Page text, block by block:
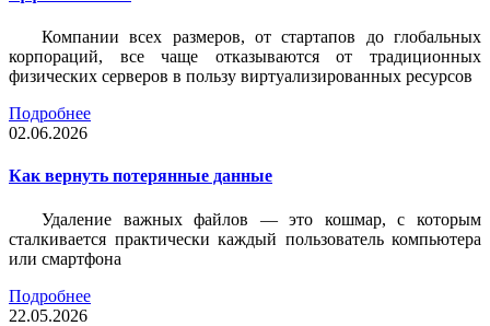
Компании всех размеров, от стартапов до глобальных
корпораций, все чаще отказываются от традиционных
физических серверов в пользу виртуализированных ресурсов
Подробнее
02.06.2026
Как вернуть потерянные данные
Удаление важных файлов — это кошмар, с которым
сталкивается практически каждый пользователь компьютера
или смартфона
Подробнее
22.05.2026